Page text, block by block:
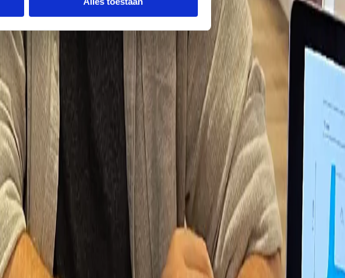
en ervaring in huis. Onze kracht? Ontwerpen met lef. Concepten met karakter.
en werken met korte lijnen. Kortom: geen gedoe, wél resultaat.